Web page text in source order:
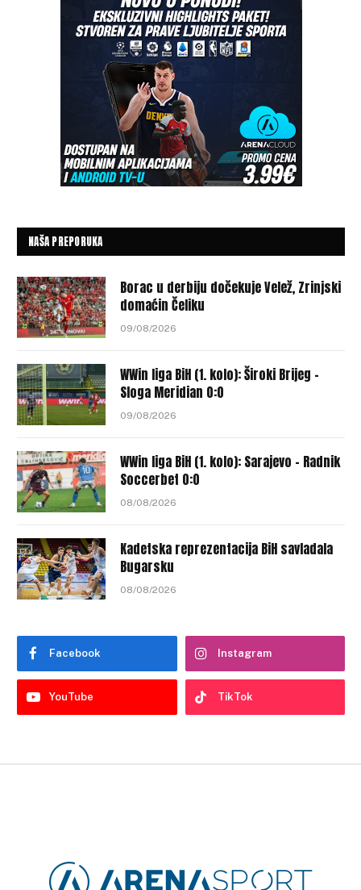
NAŠA PREPORUKA
Borac u derbiju dočekuje Velež, Zrinjski
domaćin Čeliku
09/08/2026
WWin liga BiH (1. kolo): Široki Brijeg –
Sloga Meridian 0:0
09/08/2026
WWin liga BiH (1. kolo): Sarajevo – Radnik
Soccerbet 0:0
08/08/2026
Kadetska reprezentacija BiH savladala
Bugarsku
08/08/2026
Facebook Instagram
YouTube TikTok